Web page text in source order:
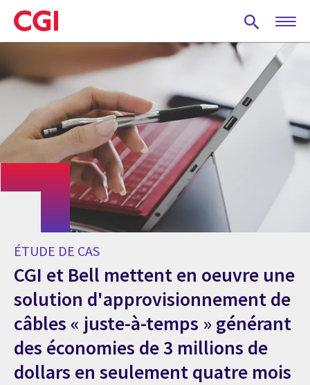
Skip
to
main
ÉTUDE DE CAS
CGI et Bell mettent en oeuvre une
solution d'approvisionnement de
câbles « juste-à-temps » générant
des économies de 3 millions de
dollars en seulement quatre mois